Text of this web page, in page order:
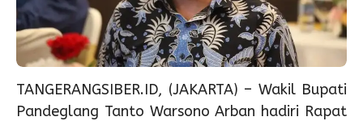
TANGERANGSIBER.ID, (JAKARTA) – Wakil Bupati
Pandeglang Tanto Warsono Arban hadiri Rapat